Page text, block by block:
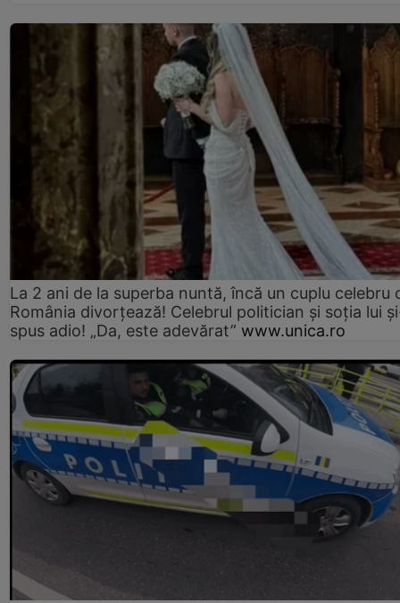
La 2 ani de la superba nuntă, încă un cuplu celebru
România divorțează! Celebrul politician și soția lui
spus adio! „Da, este adevărat” www.unica.ro